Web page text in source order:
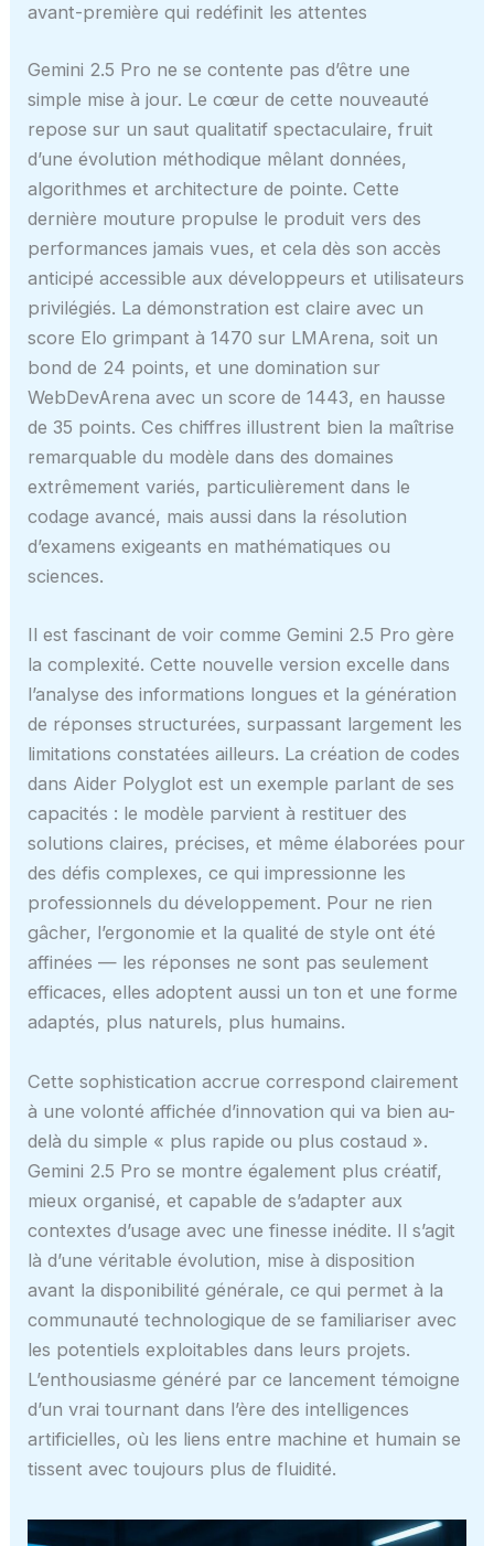
avant-première qui redéfinit les attentes
Gemini 2.5 Pro ne se contente pas d’être une
simple mise à jour. Le cœur de cette nouveauté
repose sur un saut qualitatif spectaculaire, fruit
d’une évolution méthodique mêlant données,
algorithmes et architecture de pointe. Cette
dernière mouture propulse le produit vers des
performances jamais vues, et cela dès son accès
anticipé accessible aux développeurs et utilisateurs
privilégiés. La démonstration est claire avec un
score Elo grimpant à 1470 sur LMArena, soit un
bond de 24 points, et une domination sur
WebDevArena avec un score de 1443, en hausse
de 35 points. Ces chiffres illustrent bien la maîtrise
remarquable du modèle dans des domaines
extrêmement variés, particulièrement dans le
codage avancé, mais aussi dans la résolution
d’examens exigeants en mathématiques ou
sciences.
Il est fascinant de voir comme Gemini 2.5 Pro gère
la complexité. Cette nouvelle version excelle dans
l’analyse des informations longues et la génération
de réponses structurées, surpassant largement les
limitations constatées ailleurs. La création de codes
dans Aider Polyglot est un exemple parlant de ses
capacités : le modèle parvient à restituer des
solutions claires, précises, et même élaborées pour
des défis complexes, ce qui impressionne les
professionnels du développement. Pour ne rien
gâcher, l’ergonomie et la qualité de style ont été
affinées — les réponses ne sont pas seulement
efficaces, elles adoptent aussi un ton et une forme
adaptés, plus naturels, plus humains.
Cette sophistication accrue correspond clairement
à une volonté affichée d’innovation qui va bien au-
delà du simple « plus rapide ou plus costaud ».
Gemini 2.5 Pro se montre également plus créatif,
mieux organisé, et capable de s’adapter aux
contextes d’usage avec une finesse inédite. Il s’agit
là d’une véritable évolution, mise à disposition
avant la disponibilité générale, ce qui permet à la
communauté technologique de se familiariser avec
les potentiels exploitables dans leurs projets.
L’enthousiasme généré par ce lancement témoigne
d’un vrai tournant dans l’ère des intelligences
artificielles, où les liens entre machine et humain se
tissent avec toujours plus de fluidité.